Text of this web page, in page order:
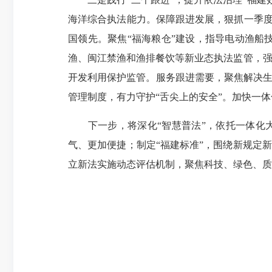
海洋综合执法能力。保障跟进发展，狠抓一季
国领先。聚焦“福海粮仓”建设，指导电动渔
渔、闽江禁渔和渔排餐饮等新业态执法监管，
开发利用保护监管。服务跟进需要，聚焦解决
管理制度，有力守护“舌尖上的安全”。加快一
下一步，将深化“智慧普法”，依托一体化大
气、更加便捷；制定“福建标准”，围绕新规定
立新法实施动态评估机制，聚焦科技、绿色、